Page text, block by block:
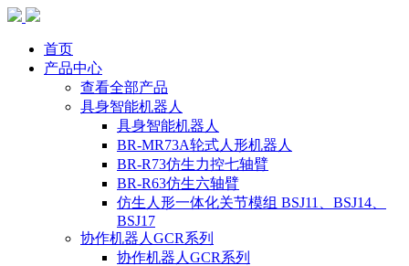
首页
产品中心
查看全部产品
具身智能机器人
具身智能机器人
BR-MR73A轮式人形机器人
BR-R73仿生力控七轴臂
BR-R63仿生六轴臂
仿生人形一体化关节模组 BSJ11、BSJ14、
BSJ17
协作机器人GCR系列
协作机器人GCR系列